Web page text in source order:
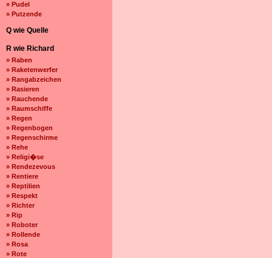
» Pudel
» Putzende
Q wie Quelle
R wie Richard
» Raben
» Raketenwerfer
» Rangabzeichen
» Rasieren
» Rauchende
» Raumschiffe
» Regen
» Regenbogen
» Regenschirme
» Rehe
» Religi�se
» Rendezevous
» Rentiere
» Reptilien
» Respekt
» Richter
» Rip
» Roboter
» Rollende
» Rosa
» Rote